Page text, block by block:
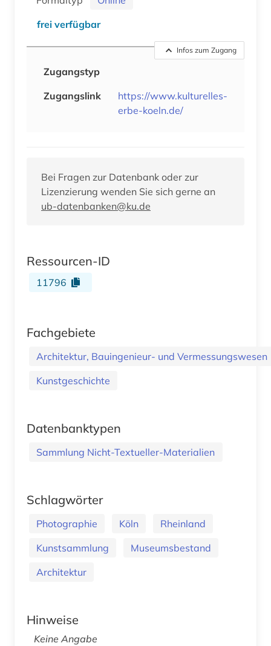
frei verfügbar
Infos zum Zugang
Zugangstyp
Zugangslink
https://www.kulturelles-
erbe-koeln.de/
Bei Fragen zur Datenbank oder zur
Lizenzierung wenden Sie sich gerne an
ub-datenbanken@ku.de
Ressourcen-ID
11796
Fachgebiete
Architektur, Bauingenieur- und Vermessungswesen
Kunstgeschichte
Datenbanktypen
Sammlung Nicht-Textueller-Materialien
Schlagwörter
Photographie Köln
Rheinland
Kunstsammlung
Museumsbestand
Architektur
Hinweise
Keine Angabe